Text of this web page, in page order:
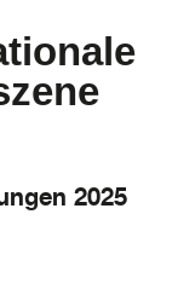
2025